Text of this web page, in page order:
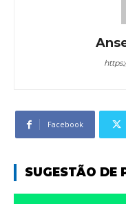
Facebook
SUGESTÃO DE